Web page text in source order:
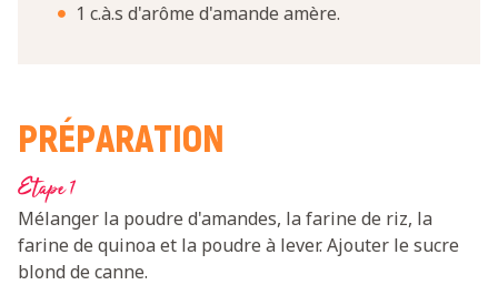
1 c.à.s d'arôme d'amande amère.
PRÉPARATION
Etape 1
Mélanger la poudre d'amandes, la farine de riz, la
farine de quinoa et la poudre à lever. Ajouter le sucre
blond de canne.